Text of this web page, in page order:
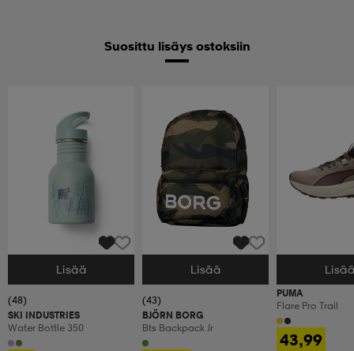
Suosittu lisäys ostoksiin
Valitse Koko
Lisää
(48)
SKI INDUSTRIES
Water Bottle 350
Valitse Koko
Lisää
(43)
BJÖRN BORG
Bts Backpack Jr
Valitse Koko
PUMA
Flare Pro Trail
43,99